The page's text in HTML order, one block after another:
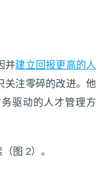
并建立回报更高的人
关注零碎的改进。他
驱动的人才管理方
图 2）。